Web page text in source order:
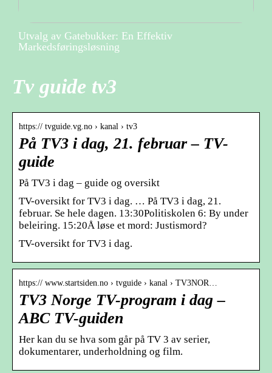
Utvalg av Gatebukker: En Effektiv
Markedsføringsløsning
Tv guide tv3
https:// tvguide.vg.no › kanal › tv3
På TV3 i dag, 21. februar – TV-
guide
På TV3 i dag – guide og oversikt
TV-oversikt for TV3 i dag. … På TV3 i dag, 21.
februar. Se hele dagen. 13:30Politiskolen 6: By under
beleiring. 15:20Å løse et mord: Justismord?
TV-oversikt for TV3 i dag.
https:// www.startsiden.no › tvguide › kanal › TV3NOR…
TV3 Norge TV-program i dag –
ABC TV-guiden
Her kan du se hva som går på TV 3 av serier,
dokumentarer, underholdning og film.